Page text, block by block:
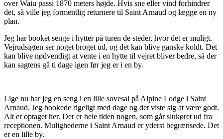
over Waiu passi 1870 meters højde. Hvis sne eller vind forhindrer
det, så ville jeg formentlig returnere til Saint Arnaud og lægge en ny
plan.
Jeg har booket senge i hytter på turen de steder, hvor det er muligt.
Vejrudsigten ser noget broget ud, og det kan blive ganske koldt. Det
kan blive nødvendigt at vente i en hytte til vejret bliver bedre, så der
kan sagtens gå ti dage igen før jeg er i en by.
Lige nu har jeg en seng i en lille sovesal på Alpine Lodge i Saint
Arnaud. Jeg bookede rigeligt med dage og det viste sig at være godt.
Alt er optaget her. Der er hele tiden nogen, som går slukøret ud fra
receptionen. Mulighederne i Saint Arnaud er yderst begrænsede. Det
er en lille by.